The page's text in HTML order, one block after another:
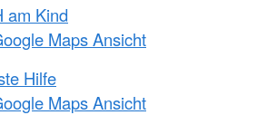
am Kind
Maps Ansicht
Hilfe
Maps Ansicht